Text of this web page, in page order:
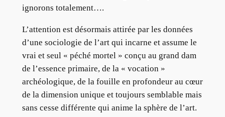
ignorons totalement….
L’attention est désormais attirée par les données
d’une sociologie de l’art qui incarne et assume le
vrai et seul « péché mortel » conçu au grand dam
de l’essence primaire, de la « vocation »
archéologique, de la fouille en profondeur au cœur
de la dimension unique et toujours semblable mais
sans cesse différente qui anime la sphère de l’art.